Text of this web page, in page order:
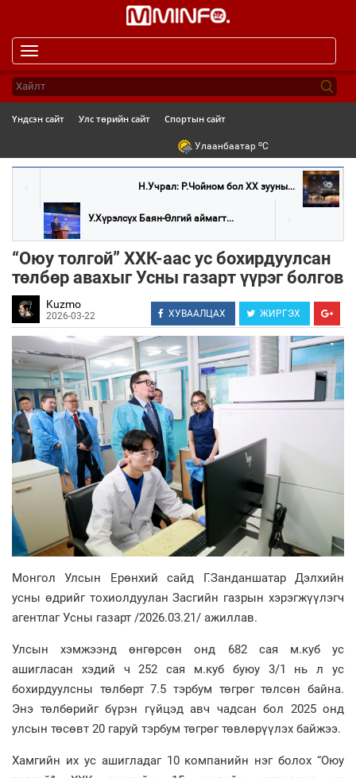
navigation
Үндсэн сайт Улс төрийн сайт Спортын сайт
Улаанбаатар oC
Н.Учрал: Р.Чойном бол XX зууны...
У.Хүрэлсүх Баян-Өлгий аймагт...
“Оюу толгой” ХХК-аас ус бохирдуулсан
төлбөр авахыг Усны газарт үүрэг болгов
Kuzmo
2026-03-22 ХУВААЛЦАХ ЖИРГЭХ
Монгол Улсын Ерөнхий сайд Г.Занданшатар Дэлхийн
усны өдрийг тохиолдуулан Засгийн газрын хэрэгжүүлэгч
агентлаг Усны газарт /2026.03.21/ ажиллав.
Улсын хэмжээнд өнгөрсөн онд 682 сая м.куб ус
ашигласан хэдий ч 252 сая м.куб буюу 3/1 нь л ус
бохирдуулсны төлбөрт 7.5 тэрбум төгрөг төлсөн байна.
Энэ төлбөрийг бүрэн гүйцэд авч чадсан бол 2025 онд
улсын төсөвт 20 гаруй тэрбум төгрөг төвлөрүүлэх байжээ.
Хамгийн их ус ашигладаг 10 компанийн нэг болох “Оюу